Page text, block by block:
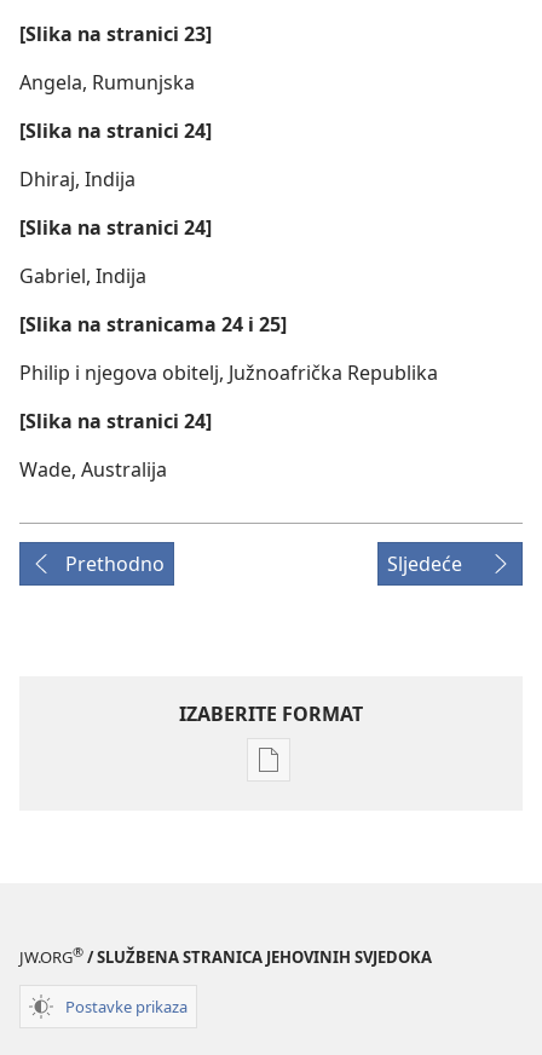
[Slika na stranici 23]
Angela, Rumunjska
[Slika na stranici 24]
Dhiraj, Indija
[Slika na stranici 24]
Gabriel, Indija
[Slika na stranicama 24 i 25]
Philip i njegova obitelj, Južnoafrička Republika
[Slika na stranici 24]
Wade, Australija
Prethodno Sljedeće
IZABERITE FORMAT
Postavke
studeni 2007.
JW.ORG® / SLUŽBENA STRANICA JEHOVINIH SVJEDOKA
Postavke prikaza